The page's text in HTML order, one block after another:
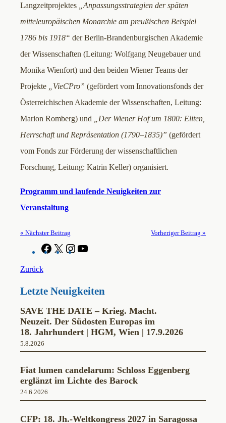
Langzeitprojektes
„Anpassungsstrategien der späten
mitteleuropäischen Monarchie am preußischen Beispiel
1786 bis 1918“ der Berlin-Brandenburgischen Akademie
der Wissenschaften (Leitung: Wolfgang Neugebauer und
Monika Wienfort) und den beiden Wiener Teams der
Projekte
„VieCPro” (gefördert vom Innovationsfonds der
Österreichischen Akademie der Wissenschaften, Leitung:
Marion Romberg) und
„Der Wiener Hof um 1800: Eliten,
Herrschaft und Repräsentation (1790–1835)” (gefördert
vom Fonds zur Förderung der wissenschaftlichen
Forschung, Leitung: Katrin Keller) organisiert.
Programm und laufende Neuigkeiten zur
Veranstaltung
« Nächster Beitrag Vorheriger Beitrag »
F
a
o
k
X
I
g
a
m
b
Zurück
Letzte Neuigkeiten
SAVE THE DATE – Krieg. Macht.
Neuzeit. Der Südosten Europas im
18. Jahrhundert | HGM, Wien | 17.9.2026
5.8.2026
Fiat lumen candelarum: Schloss Eggenberg
erglänzt im Lichte des Barock
24.6.2026
CFP: 18. Jh.-Weltkongress 2027 in Saragossa